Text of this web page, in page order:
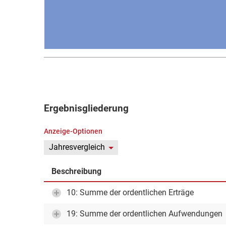
Ergebnisgliederung
Anzeige-Optionen
Jahresvergleich
Beschreibung
10: Summe der ordentlichen Erträge
19: Summe der ordentlichen Aufwendungen